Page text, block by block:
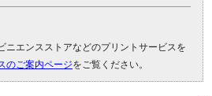
ニエンスストアなどのプリントサービスを
のご案内ページをご覧ください。